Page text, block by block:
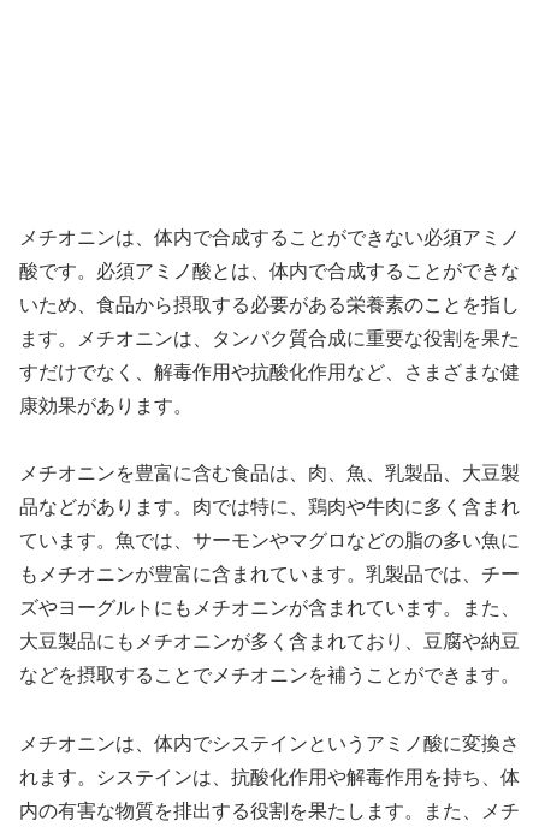
メチオニンは、体内で合成することができない必須アミノ
酸です。必須アミノ酸とは、体内で合成することができな
いため、食品から摂取する必要がある栄養素のことを指し
ます。メチオニンは、タンパク質合成に重要な役割を果た
すだけでなく、解毒作用や抗酸化作用など、さまざまな健
康効果があります。
メチオニンを豊富に含む食品は、肉、魚、乳製品、大豆製
品などがあります。肉では特に、鶏肉や牛肉に多く含まれ
ています。魚では、サーモンやマグロなどの脂の多い魚に
もメチオニンが豊富に含まれています。乳製品では、チー
ズやヨーグルトにもメチオニンが含まれています。また、
大豆製品にもメチオニンが多く含まれており、豆腐や納豆
などを摂取することでメチオニンを補うことができます。
メチオニンは、体内でシステインというアミノ酸に変換さ
れます。システインは、抗酸化作用や解毒作用を持ち、体
内の有害な物質を排出する役割を果たします。また、メチ